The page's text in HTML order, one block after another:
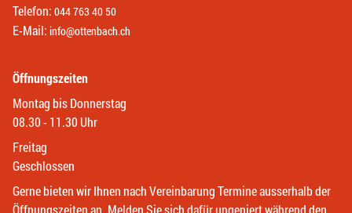
Telefon: 044 763 40 50
E-Mail: info@ottenbach.ch
Öffnungszeiten
Montag bis Donnerstag
08.30 - 11.30 Uhr
Freitag
Geschlossen
Gerne bieten wir Ihnen nach Vereinbarung Termine ausserhalb der
Öffnungszeiten an. Melden Sie sich dafür ungeniert während den